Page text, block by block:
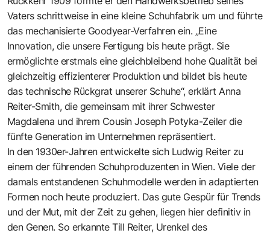
Vaters schrittweise in eine kleine Schuhfabrik um und führte
das mechanisierte Goodyear-Verfahren ein. „Eine
Innovation, die unsere Fertigung bis heute prägt. Sie
ermöglichte erstmals eine gleichbleibend hohe Qualität bei
gleichzeitig effizienterer Produktion und bildet bis heute
das technische Rückgrat unserer Schuhe“, erklärt Anna
Reiter-Smith, die gemeinsam mit ihrer Schwester
Magdalena und ihrem Cousin Joseph Potyka-Zeiler die
fünfte Generation im Unternehmen repräsentiert.
In den 1930er-Jahren entwickelte sich Ludwig Reiter zu
einem der führenden Schuhproduzenten in Wien. Viele der
damals entstandenen Schuhmodelle werden in adaptierten
Formen noch heute produziert. Das gute Gespür für Trends
und der Mut, mit der Zeit zu gehen, liegen hier definitiv in
den Genen. So erkannte Till Reiter, Urenkel des